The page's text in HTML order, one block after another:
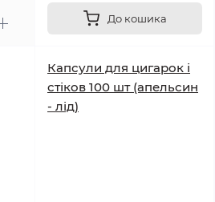
До кошика
Капсули для цигарок і
стіков 100 шт (апельсин
- лід)